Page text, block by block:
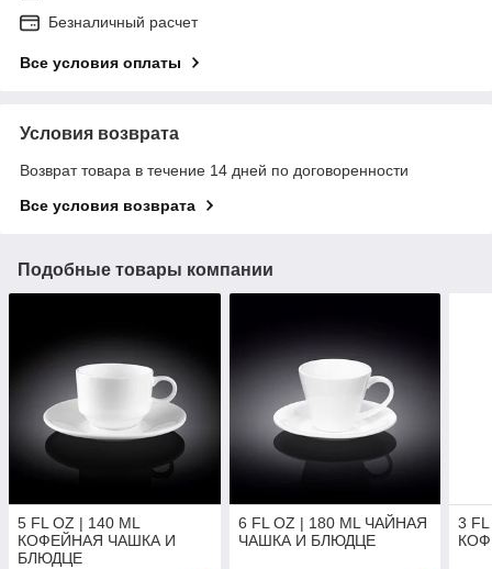
Безналичный расчет
Все условия оплаты
Условия возврата
Возврат товара в течение 14 дней по договоренности
Все условия возврата
Подобные товары компании
5 FL OZ | 140 ML
КОФЕЙНАЯ ЧАШКА И
БЛЮДЦЕ
6 FL OZ | 180 ML ЧАЙНАЯ
ЧАШКА И БЛЮДЦЕ
3